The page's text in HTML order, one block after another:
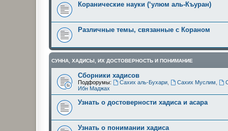
Коранические науки (‘улюм аль-Къуран)
Различные темы, связанные с Кораном
СУННА, ХАДИСЫ, ИХ ДОСТОВЕРНОСТЬ И ПОНИМАНИЕ
Сборники хадисов
Подфорумы: Сахих аль-Бухари, Сахих Муслим
Ибн Маджах
Узнать о достоверности хадиса и асара
Узнать о понимании хадиса